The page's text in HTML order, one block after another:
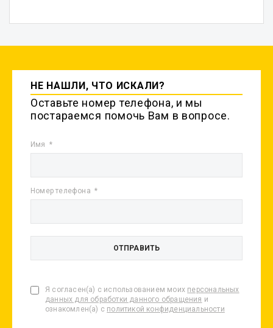
НЕ НАШЛИ, ЧТО ИСКАЛИ?
Оставьте номер телефона, и мы
постараемся помочь Вам в вопросе.
Имя
Номер телефона
Я согласен(а) с использованием моих персональных
данных для обработки данного обращения и
ознакомлен(а) с политикой конфиденциальности